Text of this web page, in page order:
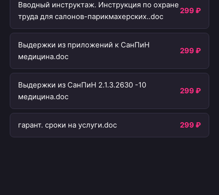
Вводный инструктаж. Инструкция по охране
труда для салонов-парикмахерских..doc
299 ₽
Выдержки из приложений к СанПиН
медицина.doc
299 ₽
Выдержки из СанПиН 2.1.3.2630 -10
медицина.doc
299 ₽
гарант. сроки на услуги.doc 299 ₽